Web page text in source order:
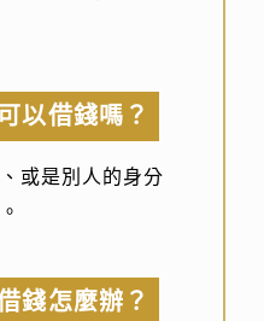
以借錢嗎？
或是別人的身分
錢怎麼辦？